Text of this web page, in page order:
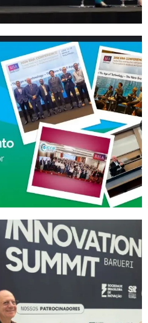
movimento
Barueri 2026